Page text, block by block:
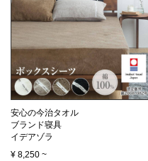
安心の今治タオル
ブランド寝具
イデアゾラ
¥ 8,250 ~